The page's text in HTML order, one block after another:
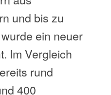
und bis zu
ein neuer
Im Vergleich
rund
400